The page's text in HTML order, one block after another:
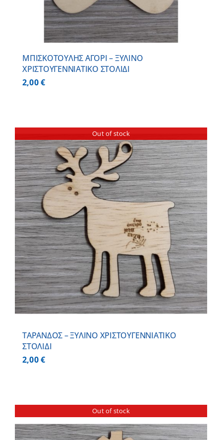
ΜΠΙΣΚΟΤΟΥΛΗΣ ΑΓΟΡΙ – ΞΥΛΙΝO
ΧΡΙΣΤΟΥΓΕΝΝΙΑΤΙΚO ΣΤΟΛΙΔΙ
2,00€
Out of stock
ΤΑΡΑΝΔΟΣ – ΞΥΛΙΝO ΧΡΙΣΤΟΥΓΕΝΝΙΑΤΙΚO
ΣΤΟΛΙΔΙ
2,00€
Out of stock